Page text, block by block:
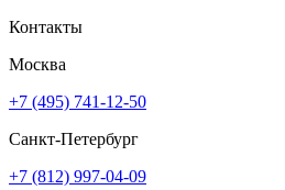
Контакты
Москва
+7 (495) 741-12-50
Санкт-Петербург
+7 (812) 997-04-09